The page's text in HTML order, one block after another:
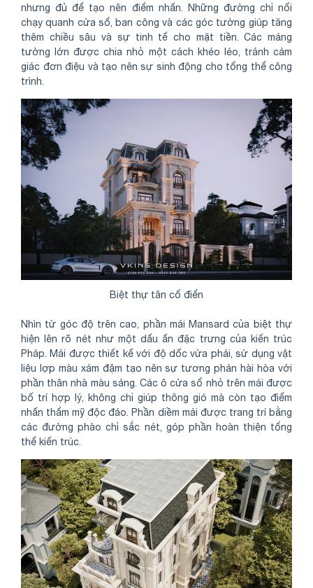
nhưng đủ để tạo nên điểm nhấn. Những đường chỉ nổi
chạy quanh cửa sổ, ban công và các góc tường giúp tăng
thêm chiều sâu và sự tinh tế cho mặt tiền. Các mảng
tường lớn được chia nhỏ một cách khéo léo, tránh cảm
giác đơn điệu và tạo nên sự sinh động cho tổng thể công
trình.
Biệt thự tân cổ điển
Nhìn từ góc độ trên cao, phần mái Mansard của biệt thự
hiện lên rõ nét như một dấu ấn đặc trưng của kiến trúc
Pháp. Mái được thiết kế với độ dốc vừa phải, sử dụng vật
liệu lợp màu xám đậm tạo nên sự tương phản hài hòa với
phần thân nhà màu sáng. Các ô cửa sổ nhỏ trên mái được
bố trí hợp lý, không chỉ giúp thông gió mà còn tạo điểm
nhấn thẩm mỹ độc đáo. Phần diềm mái được trang trí bằng
các đường phào chỉ sắc nét, góp phần hoàn thiện tổng
thể kiến trúc.